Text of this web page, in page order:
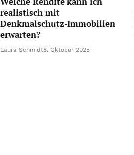
realistisch mit
Denkmalschutz-Immobilien
erwarten?
Laura Schmidt8. Oktober 2025